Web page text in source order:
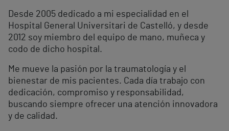
Desde 2005 dedicado a mi especialidad en el
Hospital General Universitari de Castelló, y desde
2012 soy miembro del equipo de mano, muñeca y
codo de dicho hospital.
Me mueve la pasión por la traumatología y el
bienestar de mis pacientes. Cada día trabajo con
dedicación, compromiso y responsabilidad,
buscando siempre ofrecer una atención innovadora
y de calidad.